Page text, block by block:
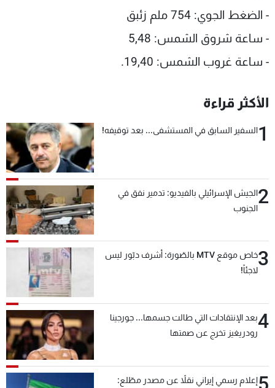
- الضغط الجوي: 754 ملم زئبق
- ساعة شروق الشمس: 5,48
- ساعة غروب الشمس: 19,40.
الأكثر قراءة
1السفير السابق في المستشفى... بعد توقيفه!
2الجيش الإسرائيلي بالفيديو: تدمير نفق في
الجنوب
3
خاص موقع MTV بالصّورة: أشرف دبّور ليس
لاجئاً!
4بعد الإنتقادات التي طالت جسمها... جورجينا
رودريغيز تخرج عن صمتها
إعلام رسمي إيراني نقلاً عن مصدر مطّلع: